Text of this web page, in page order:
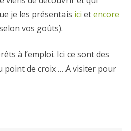
je les présentais ici etencore
vos goûts).
à l’emploi. Ici ce sont des
point de croix … A visiter pour